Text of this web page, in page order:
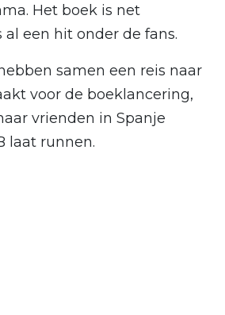
Het boek is net
een hit onder de fans.
samen een reis naar
voor de boeklancering,
vrienden in Spanje
laat runnen.